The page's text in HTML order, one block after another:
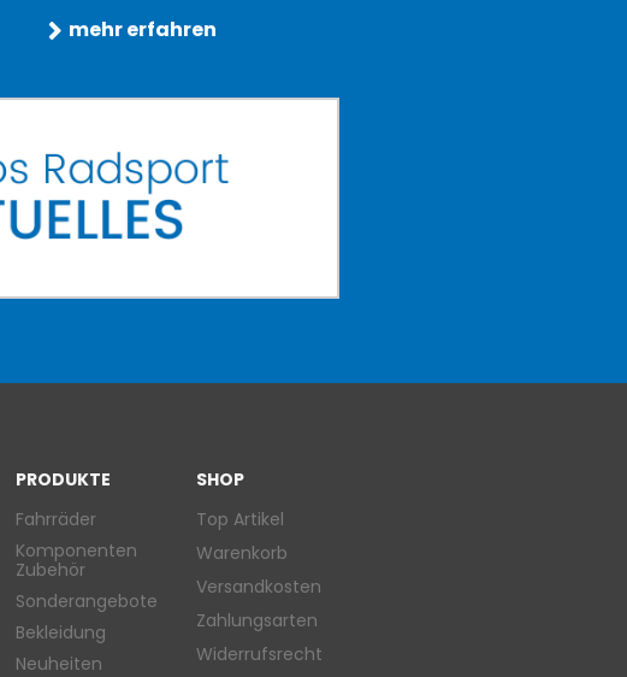
mehr erfahren
PRODUKTE
Fahrräder
Komponenten
Zubehör
Sonderangebote
Bekleidung
Neuheiten
SHOP
Top Artikel
Warenkorb
Versandkosten
Zahlungsarten
Widerrufsrecht